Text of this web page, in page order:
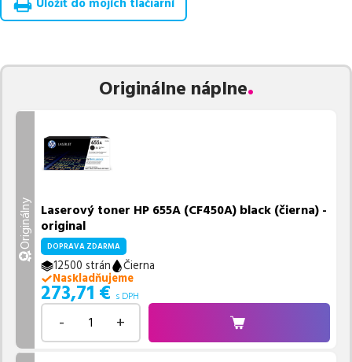
už od273,71€.
Vieme, že pri nákupe zohráva dôležitú úlohu aj dostupnosť. Preto
sa snažíme
ponuke 4 ks tonerov.
najvhodnejšie, alebo máte akékoľvek ďalšie otázky, môžete sa na
nás kedykoľvek obrátiť e-mailom alebo telefonicky. Sme tu, aby
sme vám pomohli vybrať to najlepšie riešenie.
Uložiť do mojích tlačiarní
Originálne náplne
Originálny Laserový toner HP 655A (CF450A) black (čierna) -
original
DOPRAVA ZDARMA
12500 strán
Čierna
Naskladňujeme
273,71 € s DPH
- +